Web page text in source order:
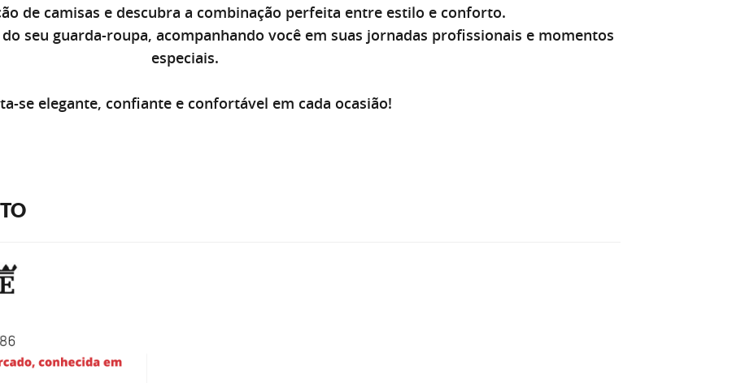
de camisas e descubra a combinação perfeita entre estilo e conforto.
seu guarda-roupa, acompanhando você em suas jornadas profissionais e momentos
especiais.
se elegante, confiante e confortável em cada ocasião!